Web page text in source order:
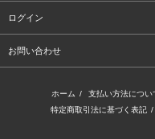
ログイン
お問い合わせ
ホーム / 支払い方法につい
特定商取引法に基づく表記 /